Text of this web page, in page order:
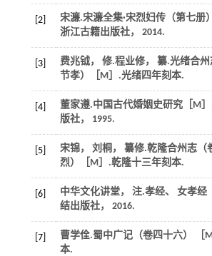
[2] 宋濂.宋濂全集·宋烈妇传（第七册）
浙江古籍出版社， 2014.
[3]
费兆钺， 修.程业修， 纂.光绪合州
节孝）［M］.光绪四年刻本.
[4] 董家遵.中国古代婚姻史研究［M
版社， 1995.
[5]
宋锦， 刘桐， 纂修.乾隆合州志（
烈）［M］.乾隆十三年刻本.
[6] 中华文化讲堂， 注.孝经、 女孝经
结出版社， 2016.
[7] 曹学佺.蜀中广记（卷四十六） ［
本.